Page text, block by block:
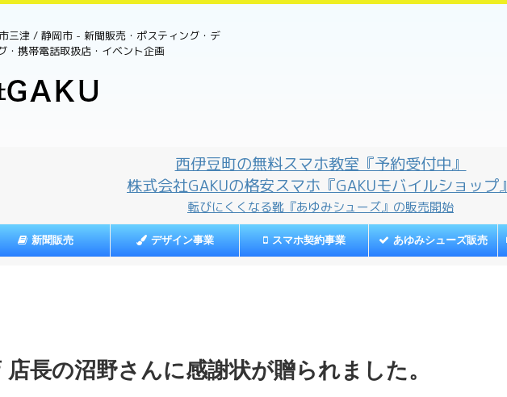
三津 / 静岡市 - 新聞販売・ポスティング・デ
・携帯電話取扱店・イベント企画
西伊豆町の無料スマホ教室『予約受付中』
株式会社GAKUの格安スマホ『GAKUモバイルショップ』
転びにくくなる靴『あゆみシューズ』の販売開始
新聞販売 デザイン事業 スマホ契約事業 あゆみシューズ販売
長の沼野さんに感謝状が贈られました。